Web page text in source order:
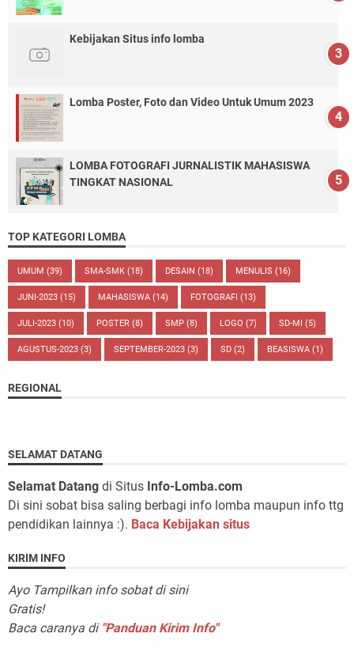
Kebijakan Situs info lomba
Lomba Poster, Foto dan Video Untuk Umum 2023
LOMBA FOTOGRAFI JURNALISTIK MAHASISWA
TINGKAT NASIONAL
TOP KATEGORI LOMBA
UMUM (39) SMA-SMK (18) DESAIN (18) MENULIS (16)
JUNI-2023 (15) MAHASISWA (14) FOTOGRAFI (13)
JULI-2023 (10) POSTER (8) SMP (8) LOGO (7) SD-MI (5)
AGUSTUS-2023 (3) SEPTEMBER-2023 (3) SD (2) BEASISWA (1)
REGIONAL
SELAMAT DATANG
Selamat Datang di Situs Info-Lomba.com
Di sini sobat bisa saling berbagi info lomba maupun info ttg
pendidikan lainnya :). Baca Kebijakan situs
KIRIM INFO
Ayo Tampilkan info sobat di sini
Gratis!
Baca caranya di "Panduan Kirim Info"